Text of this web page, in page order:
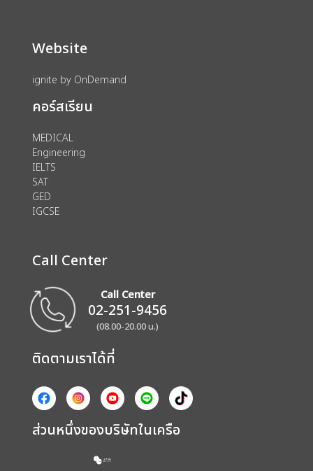
Website
ignite by OnDemand
คอร์สเรียน
MEDICAL
Engineering
IELTS
SAT
GED
IGCSE
Call Center
Call Center
02-251-9456
(08.00-20.00 น.)
ติดตามเราได้ที่
ส่วนหนึ่งของบริษัทในเครือ